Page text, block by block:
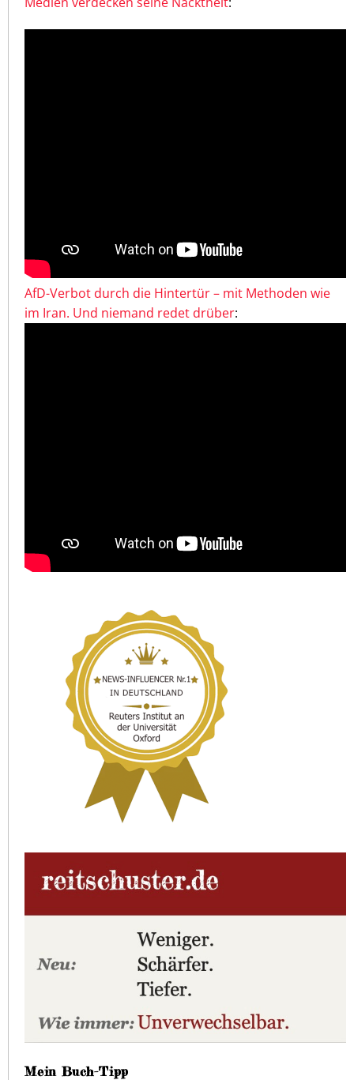
AfD-Verbot durch die Hintertür – mit Methoden wie
im Iran. Und niemand redet drüber:
Mein Buch-Tipp